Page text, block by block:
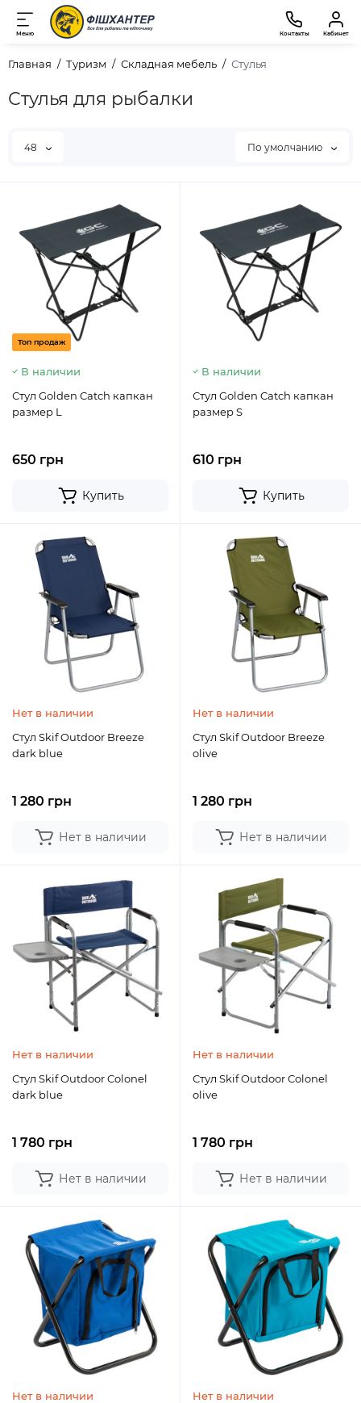
Меню Контакты Кабинет
Главная Туризм Складная мебель Стулья
Стулья для рыбалки
48 По умолчанию
Топ продаж
В наличии
Стул Golden Catch капкан
размер L
650 грн
Купить
В наличии
Стул Golden Catch капкан
размер S
610 грн
Купить
Нет в наличии
Стул Skif Outdoor Breeze
dark blue
1 280 грн
Нет в наличии
Нет в наличии
Стул Skif Outdoor Breeze
olive
1 280 грн
Нет в наличии
Нет в наличии
Стул Skif Outdoor Colonel
dark blue
1 780 грн
Нет в наличии
Нет в наличии
Стул Skif Outdoor Colonel
olive
1 780 грн
Нет в наличии
Нет в наличии
Нет в наличии